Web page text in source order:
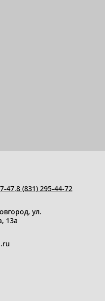
47,8 (831) 295-44-72
ул.
13a